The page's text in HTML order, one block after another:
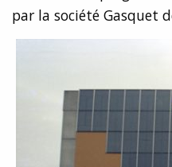
par la société Gasquet